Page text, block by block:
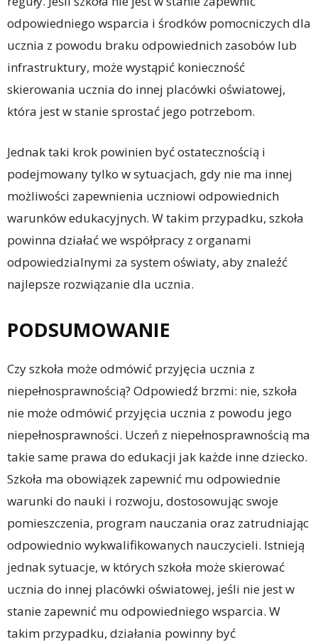
odpowiedniego wsparcia i środków pomocniczych dla
ucznia z powodu braku odpowiednich zasobów lub
infrastruktury, może wystąpić konieczność
skierowania ucznia do innej placówki oświatowej,
która jest w stanie sprostać jego potrzebom.
Jednak taki krok powinien być ostatecznością i
podejmowany tylko w sytuacjach, gdy nie ma innej
możliwości zapewnienia uczniowi odpowiednich
warunków edukacyjnych. W takim przypadku, szkoła
powinna działać we współpracy z organami
odpowiedzialnymi za system oświaty, aby znaleźć
najlepsze rozwiązanie dla ucznia.
PODSUMOWANIE
Czy szkoła może odmówić przyjęcia ucznia z
niepełnosprawnością? Odpowiedź brzmi: nie, szkoła
nie może odmówić przyjęcia ucznia z powodu jego
niepełnosprawności. Uczeń z niepełnosprawnością ma
takie same prawa do edukacji jak każde inne dziecko.
Szkoła ma obowiązek zapewnić mu odpowiednie
warunki do nauki i rozwoju, dostosowując swoje
pomieszczenia, program nauczania oraz zatrudniając
odpowiednio wykwalifikowanych nauczycieli. Istnieją
jednak sytuacje, w których szkoła może skierować
ucznia do innej placówki oświatowej, jeśli nie jest w
stanie zapewnić mu odpowiedniego wsparcia. W
takim przypadku, działania powinny być